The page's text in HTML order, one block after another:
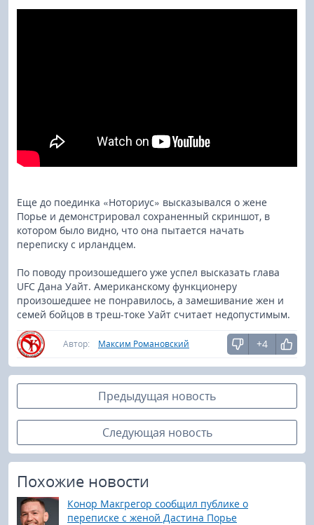
Еще до поединка «Ноториус» высказывался о жене
Порье и демонстрировал сохраненный скриншот, в
котором было видно, что она пытается начать
переписку с ирландцем.
По поводу произошедшего уже успел высказать глава
UFC Дана Уайт. Американскому функционеру
произошедшее не понравилось, а замешивание жен и
семей бойцов в треш-токе Уайт считает недопустимым.
Автор: Максим Романовский +4
Предыдущая новость
Следующая новость
Похожие новости
Конор Макгрегор сообщил публике о
переписке с женой Дастина Порье